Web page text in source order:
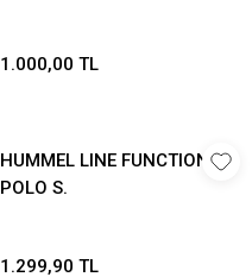
1.000,00 TL
HUMMEL LINE FUNCTIONAL
POLO S.
1.299,90 TL